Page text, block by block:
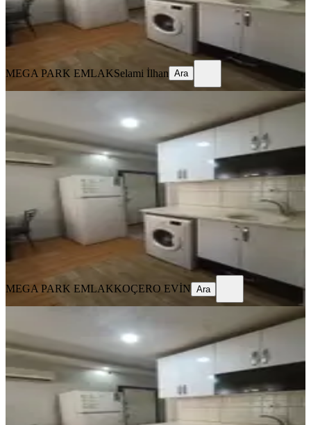
MEGA PARK EMLAKSelami İlhan
Ara
MEGA PARK EMLAKSelami İlhan Ara
Adana Seyhan Baraj Yolunda Kc
Wakiki Arasında Eşyalı Kiralık 1+1
Seyhan, Yenibaraj Mahallesi
1+1·65 m²·Yüksek giriş·04.08.2026
13.000 ₺ 14.000 ₺
MEGA PARK EMLAKKOÇERO EVİN
Ara
MEGA PARK EMLAKKOÇERO EVİN Ara
Adana Seyhan Baraj Yolunda 1+1
Genis Eşyalı Kiralık
Seyhan, Yenibaraj Mahallesi
1+1·45 m²·Yüksek giriş·04.08.2026
14.000 ₺